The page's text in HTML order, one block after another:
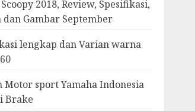
2018, Review, Spesifikasi,
Gambar September
lengkap dan Varian warna
Motor sport Yamaha Indonesia
Brake